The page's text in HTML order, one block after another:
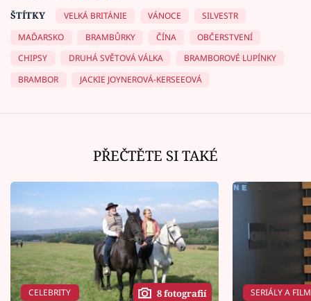
ŠTÍTKY
VELKÁ BRITÁNIE VÁNOCE
SILVESTR
MAĎARSKO
BRAMBŮRKY ČÍNA
OBČERSTVENÍ
CHIPSY
DRUHÁ SVĚTOVÁ VÁLKA
BRAMBOROVÉ LUPÍNKY
BRAMBOR
JACKIE JOYNEROVÁ-KERSEEOVÁ
PŘEČTĚTE SI TAKÉ
CELEBRITY 8 fotografií SERIÁLY A